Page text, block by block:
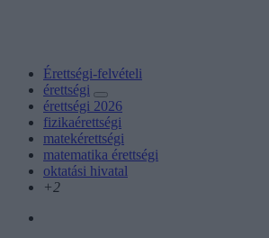
Érettségi-felvételi
érettségi
érettségi 2026
fizikaérettségi
matekérettségi
matematika érettségi
oktatási hivatal
+2